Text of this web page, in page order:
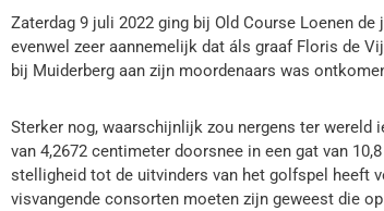
Zaterdag 9 juli 2022 ging bij Old Course Loenen
evenwel zeer aannemelijk dat áls graaf Floris de
bij Muiderberg aan zijn moordenaars was
Sterker nog, waarschijnlijk zou nergens ter wereld
van 4,2672 centimeter doorsnee in een gat van
stelligheid tot de uitvinders van het golfspel heeft
visvangende consorten moeten zijn geweest die